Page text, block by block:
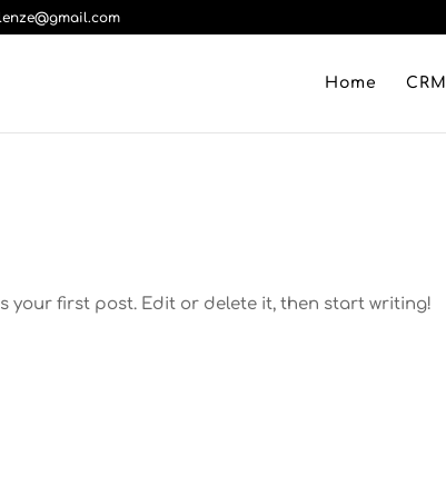
Home CRM
your first post. Edit or delete it, then start writing!